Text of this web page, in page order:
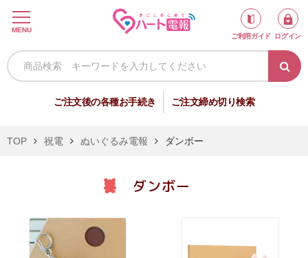
MENU
ご利用ガイド
ログイン
ご注文後の各種お手続き ご注文締め切り検索
新
会
祝
弔
TOP 祝電 ぬいぐるみ電報 ダンボー
ダンボー